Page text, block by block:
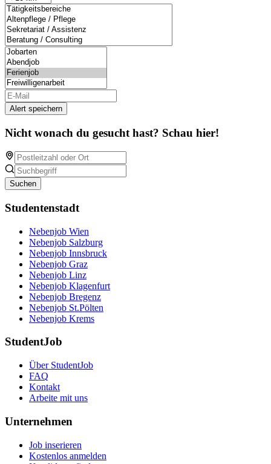
Alert speichern
Nicht wonach du gesucht hast? Schau hier!
Suchen
Studentenstadt
Nebenjob Wien
Nebenjob Salzburg
Nebenjob Innsbruck
Nebenjob Graz
Nebenjob Linz
Nebenjob Klagenfurt
Nebenjob Bregenz
Nebenjob St.Pölten
Nebenjob Krems
StudentJob
Über StudentJob
FAQ
Kontakt
Arbeite mit uns
Unternehmen
Job inserieren
Kostenlos anmelden